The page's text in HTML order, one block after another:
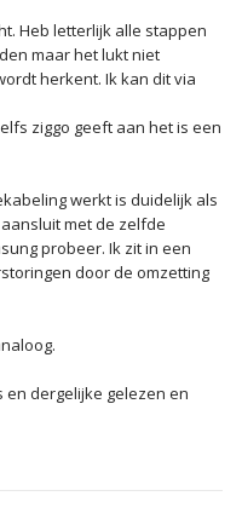
Heb letterlijk alle stappen
maar het lukt niet
herkent. Ik kan dit via
ziggo geeft aan het is een
werkt is duidelijk als
met de zelfde
probeer. Ik zit in een
door de omzetting
en dergelijke gelezen en